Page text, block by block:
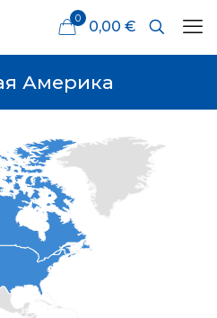
0 0,00 €
Америка